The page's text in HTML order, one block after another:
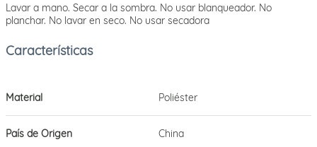
Lavar a mano. Secar a la sombra. No usar blanqueador. No
planchar. No lavar en seco. No usar secadora
Material Poliéster
País de Origen China